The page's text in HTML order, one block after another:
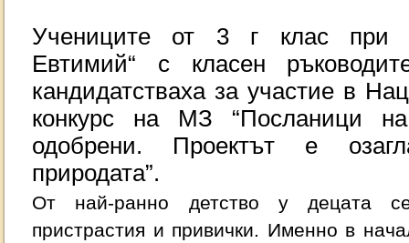
Учениците от 3 г клас при
Евтимий“ с класен
кандидатстваха за участие в
конкурс на МЗ “Посланици
одобрени. Проектът е
природата”.
От най-ранно детство у децата се
пристрастия и привички. Именно в